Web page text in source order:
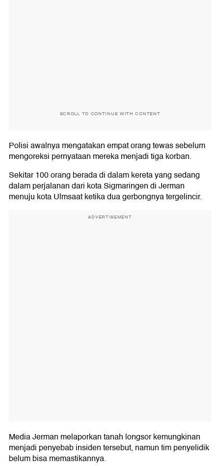
SCROLL TO CONTINUE WITH CONTENT
Polisi awalnya mengatakan empat orang tewas sebelum
mengoreksi pernyataan mereka menjadi tiga korban.
Sekitar 100 orang berada di dalam kereta yang sedang
dalam perjalanan dari kota Sigmaringen di Jerman
menuju kota Ulmsaat ketika dua gerbongnya tergelincir.
ADVERTISEMENT
Media Jerman melaporkan tanah longsor kemungkinan
menjadi penyebab insiden tersebut, namun tim penyelidik
belum bisa memastikannya.